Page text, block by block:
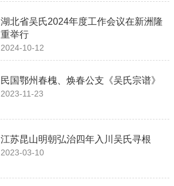
湖北省吴氏2024年度工作会议在新洲隆
重举行
2024-10-12
民国鄂州春槐、焕春公支《吴氏宗谱》
2023-11-23
江苏昆山明朝弘治四年入川吴氏寻根
2023-03-10